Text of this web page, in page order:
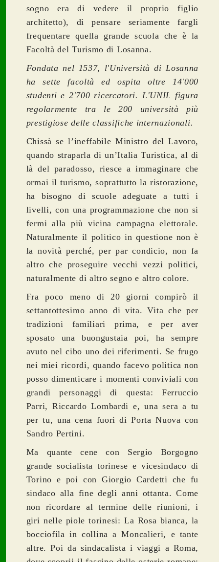
sogno era di vedere il proprio figlio
architetto), di pensare seriamente fargli
frequentare quella grande scuola che è la
Facoltà del Turismo di Losanna.
Fondata nel 1537, l'Università di Losanna
ha sette facoltà ed ospita oltre 14'000
studenti e 2'700 ricercatori. L'UNIL figura
regolarmente tra le 200 università più
prestigiose delle classifiche internazionali.
Chissà se l’ineffabile Ministro del Lavoro,
quando straparla di un’Italia Turistica, al di
là del paradosso, riesce a immaginare che
ormai il turismo, soprattutto la ristorazione,
ha bisogno di scuole adeguate a tutti i
livelli, con una programmazione che non si
fermi alla più vicina campagna elettorale.
Naturalmente il politico in questione non è
la novità perché, per par condicio, non fa
altro che proseguire vecchi vezzi politici,
naturalmente di altro segno e altro colore.
Fra poco meno di 20 giorni compirò il
settantottesimo anno di vita. Vita che per
tradizioni familiari prima, e per aver
sposato una buongustaia poi, ha sempre
avuto nel cibo uno dei riferimenti. Se frugo
nei miei ricordi, quando facevo politica non
posso dimenticare i momenti conviviali con
grandi personaggi di questa: Ferruccio
Parri, Riccardo Lombardi e, una sera a tu
per tu, una cena fuori di Porta Nuova con
Sandro Pertini.
Ma quante cene con Sergio Borgogno
grande socialista torinese e vicesindaco di
Torino e poi con Giorgio Cardetti che fu
sindaco alla fine degli anni ottanta. Come
non ricordare al termine delle riunioni, i
giri nelle piole torinesi: La Rosa bianca, la
bocciofila in collina a Moncalieri, e tante
altre. Poi da sindacalista i viaggi a Roma,